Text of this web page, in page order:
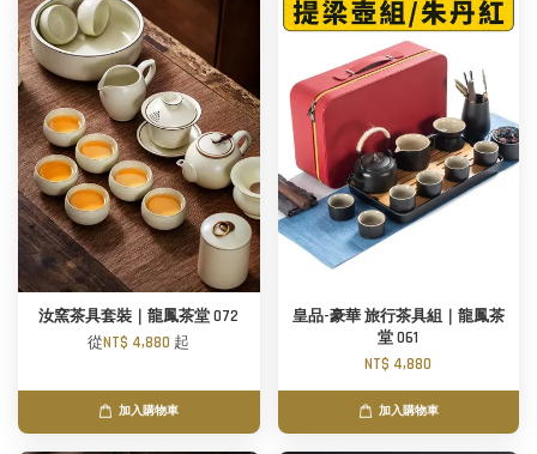
汝窯茶具套裝｜龍鳳茶堂 072
從NT$ 4,880 起
加入購物車
皇品-豪華 旅行茶具組｜龍鳳茶
堂 061
NT$ 4,880
加入購物車